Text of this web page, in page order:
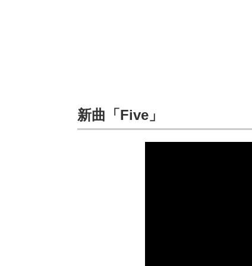
新曲「Five」